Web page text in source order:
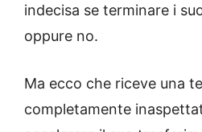
indecisa se terminare i
oppure no.
Ma ecco che riceve una
completamente